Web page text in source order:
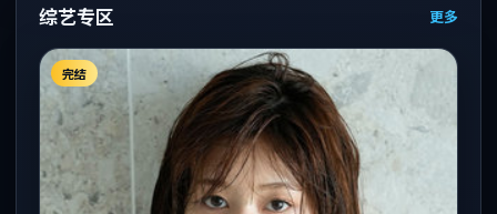
综艺专区 更多
完结